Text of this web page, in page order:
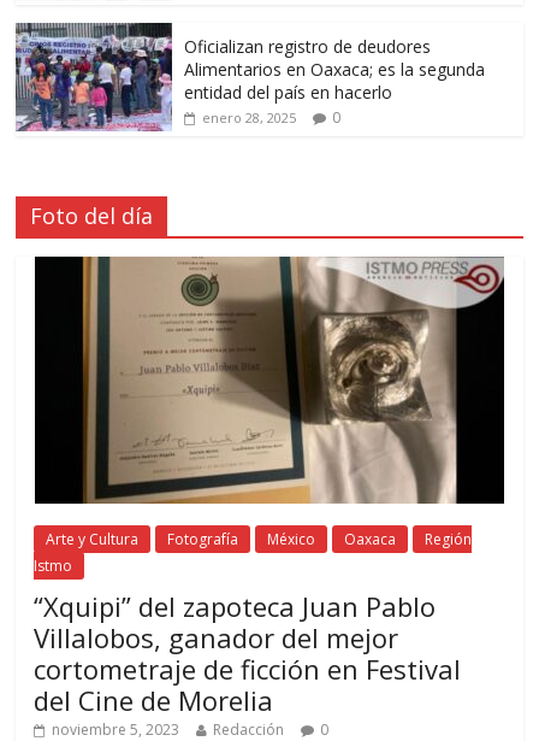
Oficializan registro de deudores
Alimentarios en Oaxaca; es la segunda
entidad del país en hacerlo
enero 28, 2025 0
Foto del día
Arte y Cultura Fotografía México Oaxaca
Región
Istmo
“Xquipi” del zapoteca Juan Pablo
Villalobos, ganador del mejor
cortometraje de ficción en Festival
del Cine de Morelia
noviembre 5, 2023 Redacción 0